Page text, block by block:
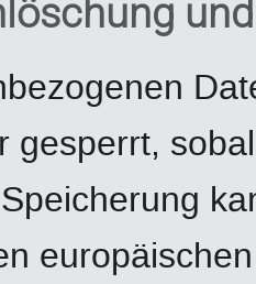
gesperrt,